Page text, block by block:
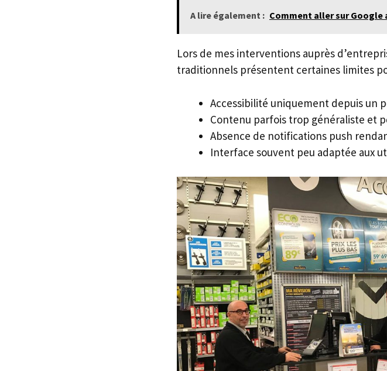
A lire également : Comment aller sur Google
Lors de mes interventions auprès
traditionnels présentent certaines limites
Accessibilité uniquement depuis un
Contenu parfois trop généraliste et
Absence de notifications push
Interface souvent peu adaptée aux